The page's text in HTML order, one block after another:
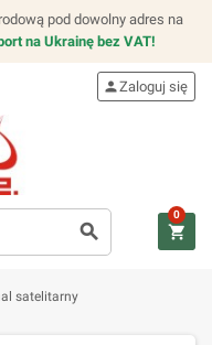
pod dowolny adres na
na Ukrainę bez VAT!
search
personZaloguj się
shopping_cart
0
satelitarny